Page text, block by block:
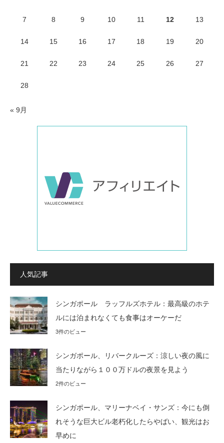
7 8 9 10 11 12 13
14 15 16 17 18 19 20
21 22 23 24 25 26 27
28
« 9月
人気記事
シンガポール ラッフルズホテル：最高級のホテ
ルには泊まれなくても食事はオーケーだ
3件のビュー
シンガポール、リバークルーズ：涼しい夜の風に
当たりながら１００万ドルの夜景を見よう
2件のビュー
シンガポール、マリーナベイ・サンズ：今にも倒
れそうな巨大ビル老朽化したらやばい、観光はお
早めに